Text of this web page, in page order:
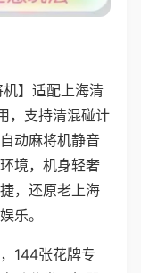
机】适配上海清
，支持清混碰计
动麻将机静音
境，机身轻奢
，还原老上海
乐。
144张花牌专